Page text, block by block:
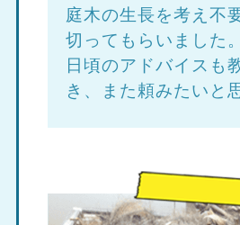
庭木の生長を考え不
切ってもらいました。
日頃のアドバイスも
き、また頼みたいと